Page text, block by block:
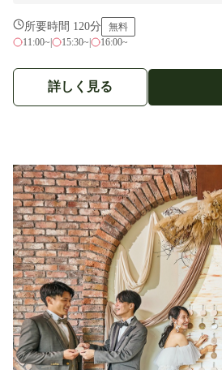
所要時間 120分
無料
11:00~| 15:30~| 16:00~
詳しく見る